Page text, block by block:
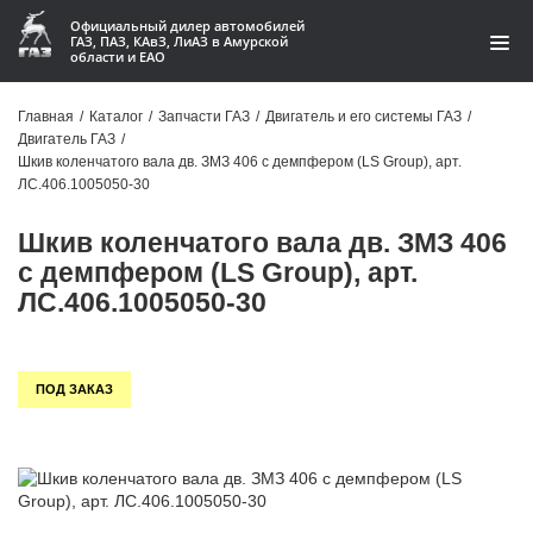
Официальный дилер автомобилей
ГАЗ, ПАЗ, КАвЗ, ЛиАЗ в Амурской
области и ЕАО
Акции
Контакты
Доставка
Гарантии
Автомобили
Главная / Каталог / Запчасти ГАЗ / Двигатель и его системы ГАЗ /
Двигатель ГАЗ /
Шкив коленчатого вала дв. ЗМЗ 406 с демпфером (LS Group), арт.
ЛС.406.1005050-30
Шкив коленчатого вала дв. ЗМЗ 406
с демпфером (LS Group), арт.
ЛС.406.1005050-30
ПОД ЗАКАЗ